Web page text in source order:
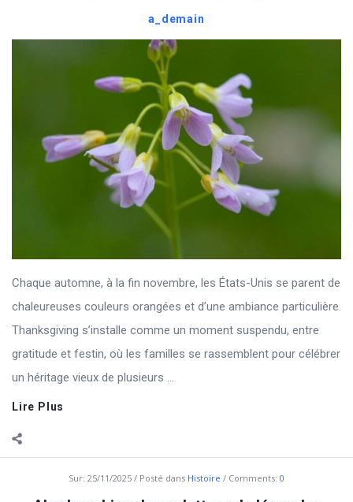
a_demain
Chaque automne, à la fin novembre, les États-Unis se parent de
chaleureuses couleurs orangées et d’une ambiance particulière.
Thanksgiving s’installe comme un moment suspendu, entre
gratitude et festin, où les familles se rassemblent pour célébrer
un héritage vieux de plusieurs ...
Lire Plus
Sur: 25/11/2025 Posté dans Histoire Comments: 0